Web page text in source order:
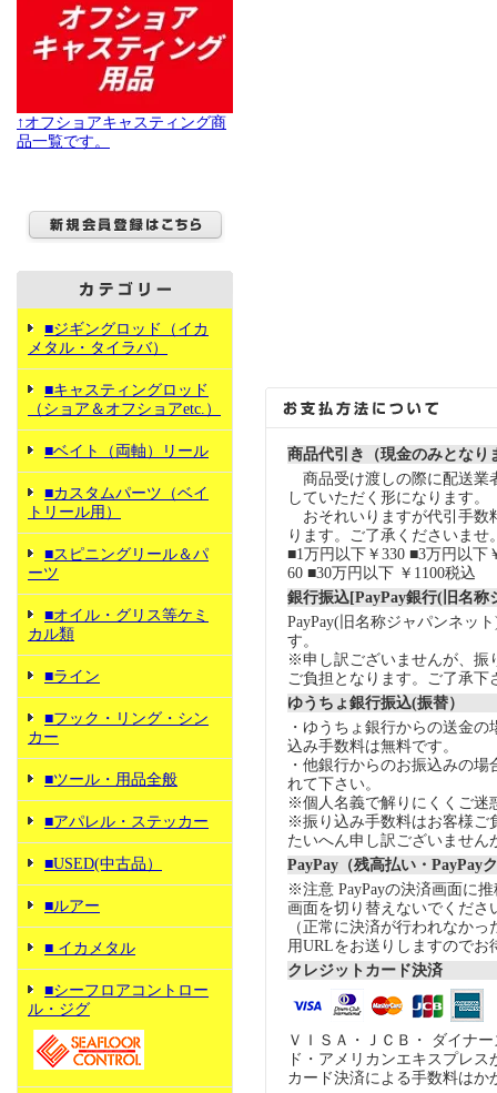
↑オフショアキャスティング商
品一覧です。
■ジギングロッド（イカ
メタル・タイラバ）
■キャスティングロッド
（ショア＆オフショアetc.）
■ベイト（両軸）リール
■カスタムパーツ（ベイ
トリール用）
■スピニングリール＆パ
ーツ
■オイル・グリス等ケミ
カル類
■ライン
■フック・リング・シン
カー
■ツール・用品全般
■アパレル・ステッカー
■USED(中古品）
■ルアー
■ イカメタル
■シーフロアコントロー
ル・ジグ
商品代引き（現金のみとなり
商品受け渡しの際に配送業
していただく形になります。
おそれいりますが代引手数
ります。ご了承くださいませ
■1万円以下￥330 ■3万円以下
60 ■30万円以下 ￥1100税込
銀行振込[PayPay銀行(旧名称
PayPay(旧名称ジャパンネッ
す。
※申し訳ございませんが、振
ご負担となります。ご了承下
ゆうちょ銀行振込(振替）
・ゆうちょ銀行からの送金
込み手数料は無料です。
・他銀行からのお振込みの場
れて下さい。
※個人名義で解りにくくご迷
※振り込み手数料はお客様ご
たいへん申し訳ございません
PayPay（残高払い・PayPay
※注意 PayPayの決済画面に
画面を切り替えないでくださ
（正常に決済が行われなか
用URLをお送りしますのでお
クレジットカード決済
ＶＩＳＡ・ＪＣＢ・ ダイナ
ド・アメリカンエキスプレ
カード決済による手数料はか